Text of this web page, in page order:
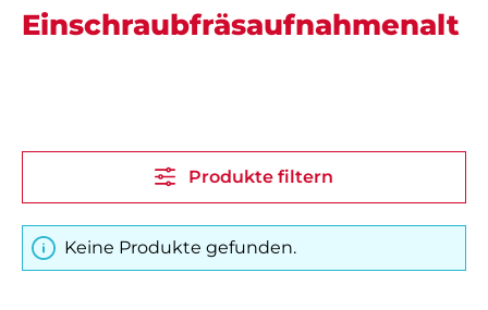
Einschraubfräsaufnahmenalt
Produkte filtern
Keine Produkte gefunden.